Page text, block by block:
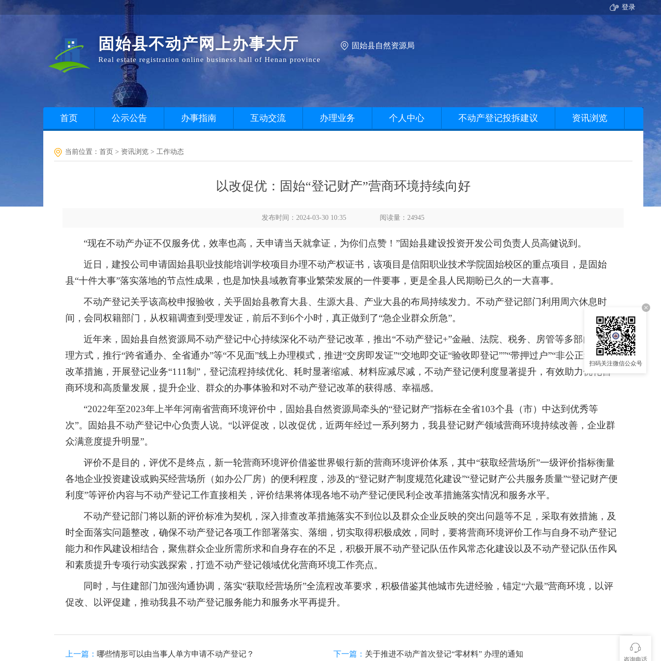
咨询电话
登录
固始县不动产网上办事大厅
Real estate registration online business hall of Henan province
固始县自然资源局
扫码关注微信公众号
首页 公示公告 办事指南 互动交流 办理业务 个人中心 不动产登记投拆建议 资讯浏览
当前位置： 首页 > 资讯浏览 > 工作动态
以改促优：固始“登记财产”营商环境持续向好
发布时间：2024-03-30 10:35 阅读量：24945
“现在不动产办证不仅服务优，效率也高，天申请当天就拿证，为你们点赞！”固始县建设投资开发公司负责人员高健说到。
近日，建投公司申请固始县职业技能培训学校项目办理不动产权证书，该项目是信阳职业技术学院固始校区的重点项目，是固始
县“十件大事”落实落地的节点性成果，也是加快县域教育事业繁荣发展的一件要事，更是全县人民期盼已久的一大喜事。
不动产登记关乎该高校申报验收，关乎固始县教育大县、生源大县、产业大县的布局持续发力。不动产登记部门利用周六休息时
间，会同权籍部门，从权籍调查到受理发证，前后不到6个小时，真正做到了“急企业群众所急”。
近年来，固始县自然资源局不动产登记中心持续深化不动产登记改革，推出“不动产登记+”金融、法院、税务、房管等多部门联动办
理方式，推行“跨省通办、全省通办”等“不见面”线上办理模式，推进“交房即发证”“交地即交证“验收即登记””“带押过户”“非公正继承”等
改革措施，开展登记业务“111制”，登记流程持续优化、耗时显著缩减、材料应减尽减，不动产登记便利度显著提升，有效助力优化营
商环境和高质量发展，提升企业、群众的办事体验和对不动产登记改革的获得感、幸福感。
“2022年至2023年上半年河南省营商环境评价中，固始县自然资源局牵头的“登记财产”指标在全省103个县（市）中达到优秀等
次”。固始县不动产登记中心负责人说。“以评促改，以改促优，近两年经过一系列努力，我县登记财产领域营商环境持续改善，企业群
众满意度提升明显”。
评价不是目的，评优不是终点，新一轮营商环境评价借鉴世界银行新的营商环境评价体系，其中“获取经营场所”一级评价指标衡量
各地企业投资建设或购买经营场所（如办公厂房）的便利程度，涉及的“登记财产制度规范化建设”“登记财产公共服务质量”“登记财产便
利度”等评价内容与不动产登记工作直接相关，评价结果将体现各地不动产登记便民利企改革措施落实情况和服务水平。
不动产登记部门将以新的评价标准为契机，深入排查改革措施落实不到位以及群众企业反映的突出问题等不足，采取有效措施，及
时全面落实问题整改，确保不动产登记各项工作部署落实、落细，切实取得积极成效，同时，要将营商环境评价工作与自身不动产登记
能力和作风建设相结合，聚焦群众企业所需所求和自身存在的不足，积极开展不动产登记队伍作风常态化建设以及不动产登记队伍作风
和素质提升专项行动实践探索，打造不动产登记领域优化营商环境工作亮点。
同时，与住建部门加强沟通协调，落实“获取经营场所”全流程改革要求，积极借鉴其他城市先进经验，锚定“六最”营商环境，以评
促改、以评促建，推动我县不动产登记服务能力和服务水平再提升。
上一篇： 哪些情形可以由当事人单方申请不动产登记？ 下一篇： 关于推进不动产首次登记“零材料” 办理的通知